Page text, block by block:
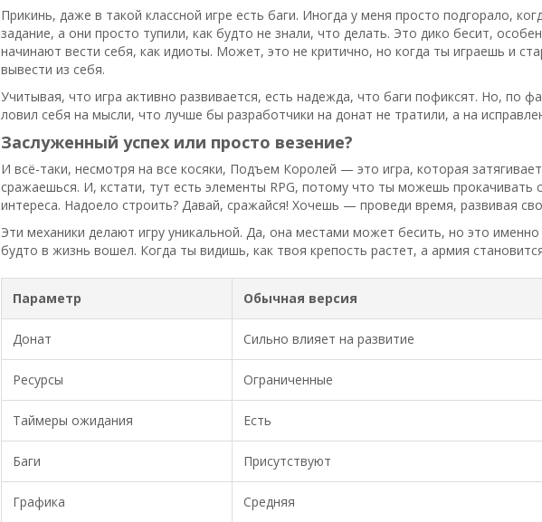
Прикинь, даже в такой классной игре есть баги. Иногда у меня просто подгорало,
задание, а они просто тупили, как будто не знали, что делать. Это дико бесит,
начинают вести себя, как идиоты. Может, это не критично, но когда ты играешь и
вывести из себя.
Учитывая, что игра активно развивается, есть надежда, что баги пофиксят. Но, по
ловил себя на мысли, что лучше бы разработчики на донат не тратили, а на
Заслуженный успех или просто везение?
И всё-таки, несмотря на все косяки, Подъем Королей — это игра, которая
сражаешься. И, кстати, тут есть элементы RPG, потому что ты можешь
интереса. Надоело строить? Давай, сражайся! Хочешь — проведи время, развивая
Эти механики делают игру уникальной. Да, она местами может бесить, но это именно
будто в жизнь вошел. Когда ты видишь, как твоя крепость растет, а армия
Параметр Обычная версия
Донат Сильно влияет на развитие
Ресурсы Ограниченные
Таймеры ожидания Есть
Баги Присутствуют
Графика Средняя